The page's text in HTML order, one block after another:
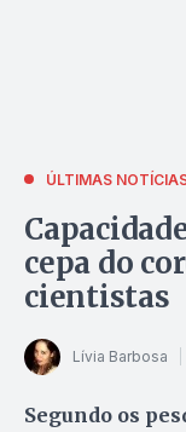
ÚLTIMAS
cepa do
cientistas
Lívia Barbosa
Segundo os